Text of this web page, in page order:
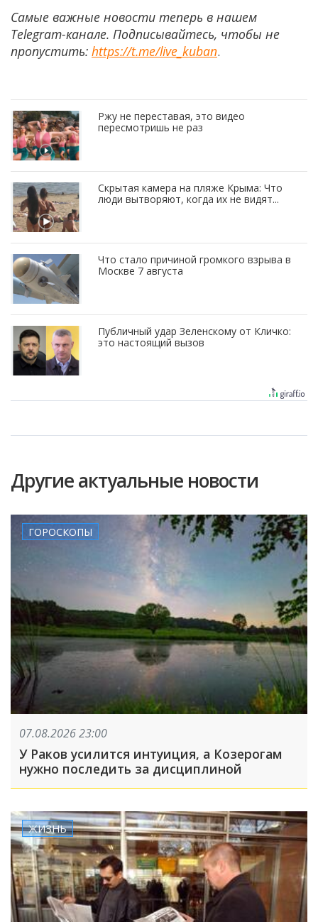
Самые важные новости теперь в нашем
Telegram-канале. Подписывайтесь, чтобы не
пропустить: https://t.me/live_kuban.
Ржу не переставая, это видео
пересмотришь не раз
Скрытая камера на пляже Крыма: Что
люди вытворяют, когда их не видят...
Что стало причиной громкого взрыва в
Москве 7 августа
Публичный удар Зеленскому от Кличко:
это настоящий вызов
Другие актуальные новости
ГОРОСКОПЫ
07.08.2026 23:00
У Раков усилится интуиция, а Козерогам
нужно последить за дисциплиной
ЖИЗНЬ